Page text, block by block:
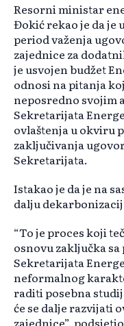
Resorni ministar
Đokić rekao je da je
period važenja
zajednice za
je usvojen budžet
odnosi na pitanja
neposredno svojim
Sekretarijata
ovlaštenja u okviru
zaključivanja
Sekretarijata.
Istakao je da je na
dalju
“To je proces koji
osnovu zaključka
Sekretarijata
neformalnog
raditi posebna
će se dalje razvijati